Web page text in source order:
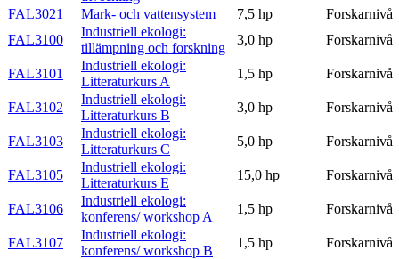
FAL3021
Mark- och vattensystem 7,5 hp
Forskarnivå
FAL3100
Industriell ekologi:
tillämpning och forskning
3,0 hp Forskarnivå
FAL3101
Industriell ekologi:
Litteraturkurs A
1,5 hp Forskarnivå
FAL3102
Industriell ekologi:
Litteraturkurs B
3,0 hp Forskarnivå
FAL3103
Industriell ekologi:
Litteraturkurs C
5,0 hp Forskarnivå
FAL3105
Industriell ekologi:
Litteraturkurs E
15,0 hp Forskarnivå
FAL3106
Industriell ekologi:
konferens/ workshop A
1,5 hp Forskarnivå
FAL3107
Industriell ekologi:
konferens/ workshop B
1,5 hp Forskarnivå